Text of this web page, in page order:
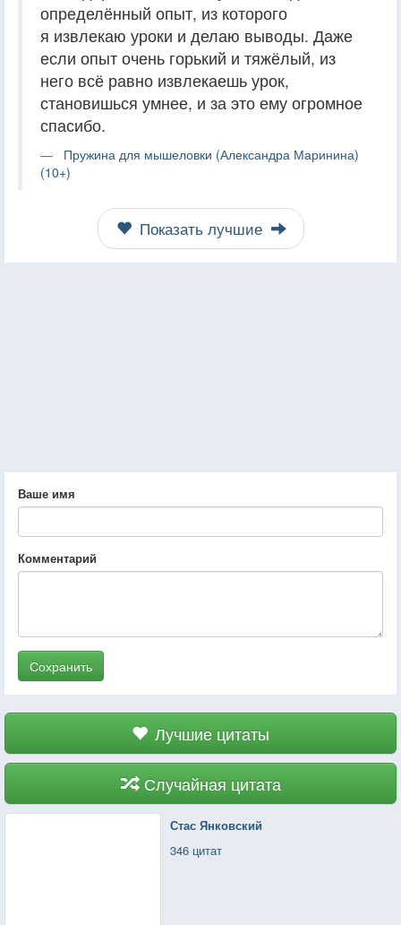
определённый опыт, из которого
я извлекаю уроки и делаю выводы. Даже
если опыт очень горький и тяжёлый, из
него всё равно извлекаешь урок,
становишься умнее, и за это ему огромное
спасибо.
Пружина для мышеловки (Александра Маринина)
(10+)
Показать лучшие
Ваше имя
Комментарий
Сохранить
Лучшие цитаты
Случайная цитата
Стас Янковский
346 цитат